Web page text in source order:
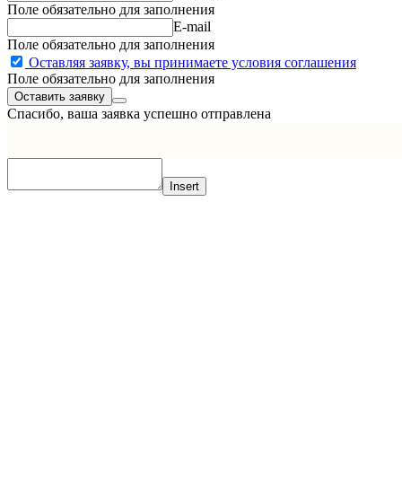
Поле обязательно для заполнения
E-mail
Поле обязательно для заполнения
Оставляя заявку, вы принимаете условия соглашения
Поле обязательно для заполнения
Спасибо, ваша заявка успешно отправлена
Insert